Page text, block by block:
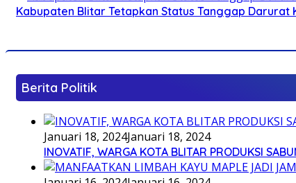
Kabupaten Blitar Tetapkan Status Tanggap Darurat
Berita Politik
Januari 18, 2024Januari 18, 2024
INOVATIF, WARGA KOTA BLITAR PRODUKSI